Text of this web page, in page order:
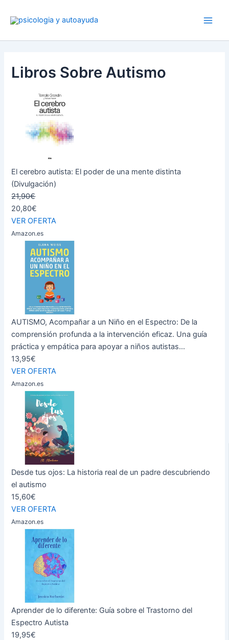
Libros Sobre Autismo
El cerebro autista: El poder de una mente distinta
(Divulgación)
21,90€
20,80€
VER OFERTA
Amazon.es
AUTISMO, Acompañar a un Niño en el Espectro: De la
comprensión profunda a la intervención eficaz. Una guía
práctica y empática para apoyar a niños autistas...
13,95€
VER OFERTA
Amazon.es
Desde tus ojos: La historia real de un padre descubriendo
el autismo
15,60€
VER OFERTA
Amazon.es
Aprender de lo diferente: Guía sobre el Trastorno del
Espectro Autista
19,95€